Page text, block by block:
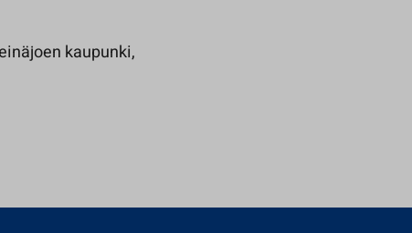
kaupunki,